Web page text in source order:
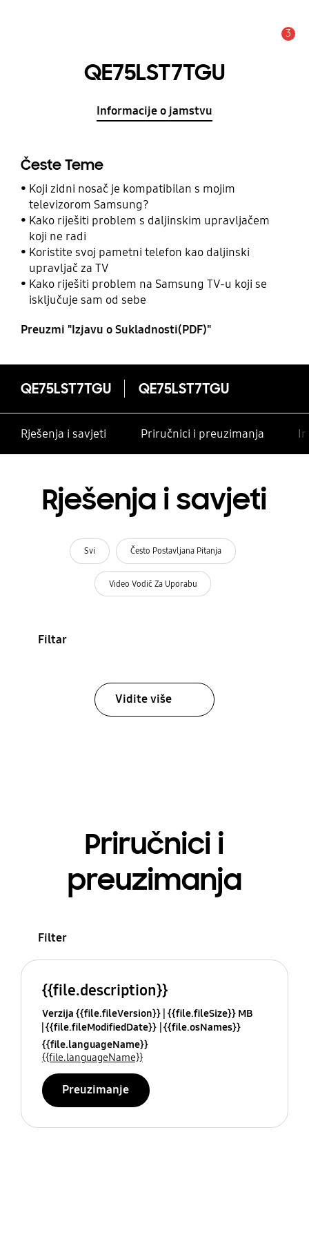
3
QE75LST7TGU
Informacije o jamstvu
Česte Teme
Koji zidni nosač je kompatibilan s mojim
televizorom Samsung?
Kako riješiti problem s daljinskim upravljačem
koji ne radi
Koristite svoj pametni telefon kao daljinski
upravljač za TV
Kako riješiti problem na Samsung TV-u koji se
isključuje sam od sebe
Preuzmi "Izjavu o Sukladnosti(PDF)"
QE75LST7TGU QE75LST7TGU
Rješenja i savjeti Priručnici i preuzimanja
Rješenja i savjeti
Svi Često Postavljana Pitanja
Video Vodič Za Uporabu
Filtar
Vidite više
Priručnici i
preuzimanja
Filter
{{file.description}}
Verzija {{file.fileVersion}} {{file.fileSize}} MB
{{file.fileModifiedDate}} {{file.osNames}}
{{file.languageName}}
{{file.languageName}}
Preuzimanje